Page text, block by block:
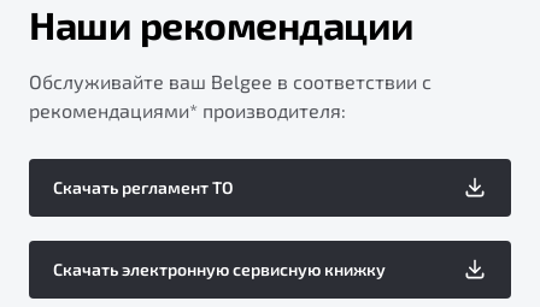
Наши рекомендации
Обслуживайте ваш Belgee в соответствии с
рекомендациями* производителя:
Скачать регламент ТО
Скачать электронную сервисную книжку